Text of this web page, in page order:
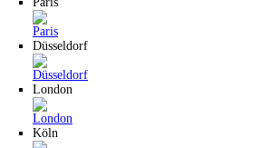
Düsseldorf
London
Köln